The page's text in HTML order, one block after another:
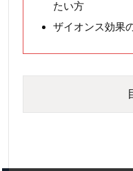
たい方
ザイオンス効果